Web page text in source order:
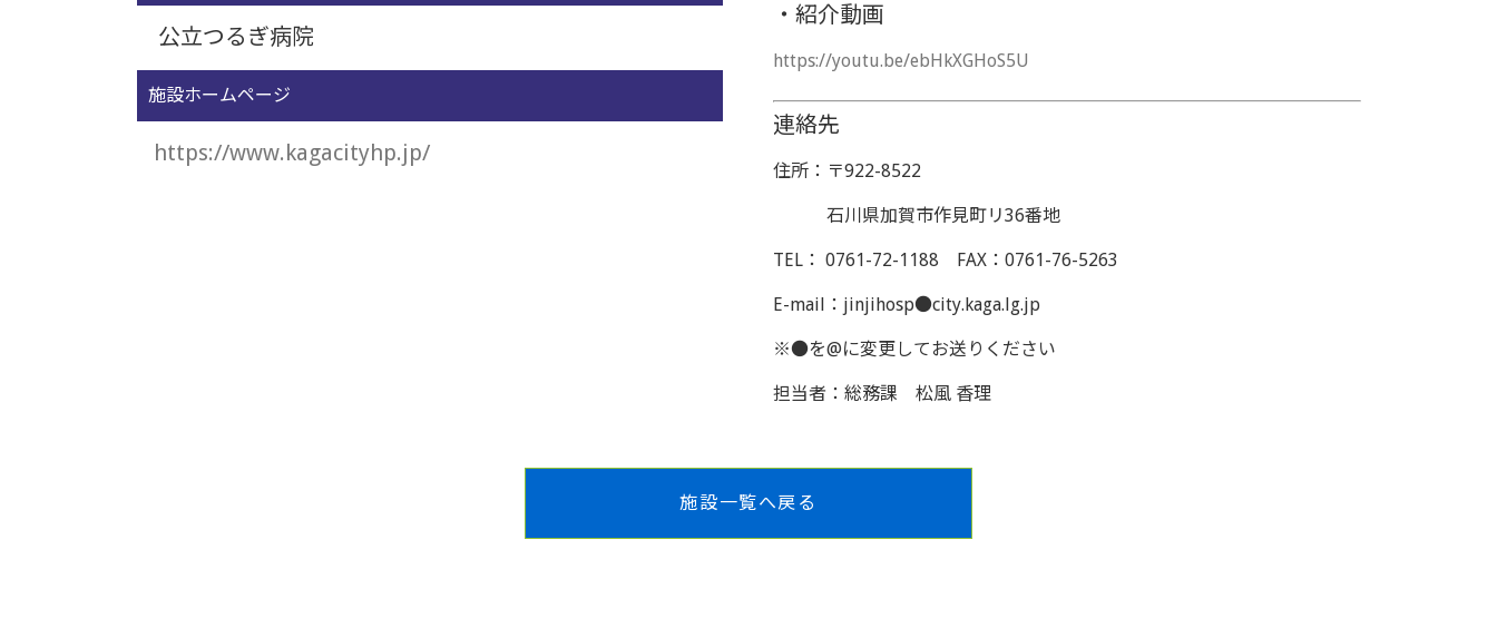
公立つるぎ病院
施設ホームページ
https://www.kagacityhp.jp/
・紹介動画
https://youtu.be/ebHkXGHoS5U
連絡先
住所：〒922-8522
石川県加賀市作見町リ36番地
TEL： 0761-72-1188 FAX：0761-76-5263
E-mail：jinjihosp●city.kaga.lg.jp
※●を@に変更してお送りください
担当者：総務課 松風 香理
施設一覧へ戻る